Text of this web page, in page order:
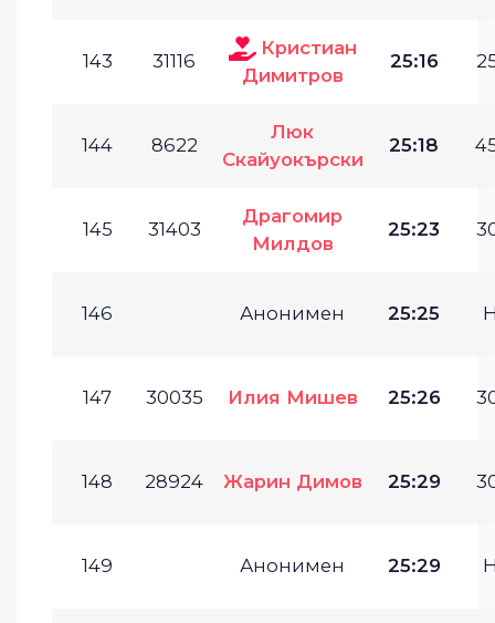
143 31116
Кристиан
Димитров
25:16
144 8622
Люк
Скайуокърски
25:18
145 31403
Драгомир
Милдов
25:23
146 Анонимен 25:25
147 30035 Илия Мишев 25:26
148 28924 Жарин Димов 25:29
149 Анонимен 25:29